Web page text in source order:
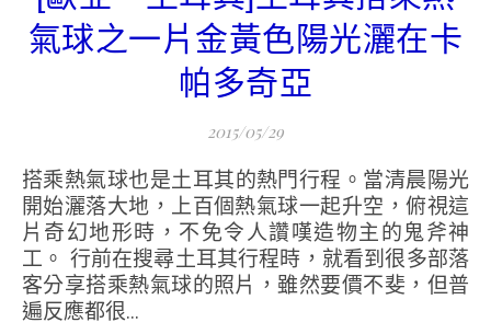
氣球之一片金黃色陽光灑在卡
帕多奇亞
2015/05/29
搭乘熱氣球也是土耳其的熱門行程。當清晨陽光
開始灑落大地，上百個熱氣球一起升空，俯視這
片奇幻地形時，不免令人讚嘆造物主的鬼斧神
工。 行前在搜尋土耳其行程時，就看到很多部落
客分享搭乘熱氣球的照片，雖然要價不斐，但普
遍反應都很...